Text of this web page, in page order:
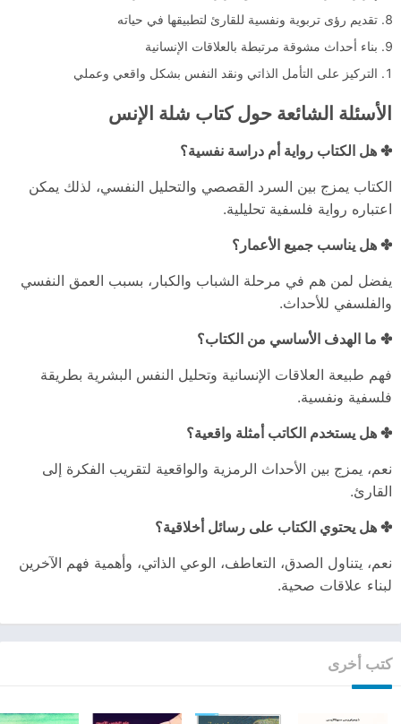
تقديم رؤى تربوية ونفسية للقارئ لتطبيقها في حياته
بناء أحداث مشوقة مرتبطة بالعلاقات الإنسانية
التركيز على التأمل الذاتي ونقد النفس بشكل واقعي وعملي
الأسئلة الشائعة حول كتاب شلة الإنس
✤ هل الكتاب رواية أم دراسة نفسية؟
الكتاب يمزج بين السرد القصصي والتحليل النفسي، لذلك يمكن
اعتباره رواية فلسفية تحليلية.
✤ هل يناسب جميع الأعمار؟
يفضل لمن هم في مرحلة الشباب والكبار، بسبب العمق النفسي
والفلسفي للأحداث.
✤ ما الهدف الأساسي من الكتاب؟
فهم طبيعة العلاقات الإنسانية وتحليل النفس البشرية بطريقة
فلسفية ونفسية.
✤ هل يستخدم الكاتب أمثلة واقعية؟
نعم، يمزج بين الأحداث الرمزية والواقعية لتقريب الفكرة إلى
القارئ.
✤ هل يحتوي الكتاب على رسائل أخلاقية؟
نعم، يتناول الصدق، التعاطف، الوعي الذاتي، وأهمية فهم الآخرين
لبناء علاقات صحية.
كتب أخرى